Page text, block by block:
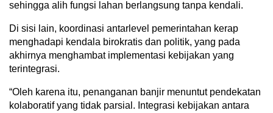
sehingga alih fungsi lahan berlangsung tanpa kendali.
Di sisi lain, koordinasi antarlevel pemerintahan kerap
menghadapi kendala birokratis dan politik, yang pada
akhirnya menghambat implementasi kebijakan yang
terintegrasi.
“Oleh karena itu, penanganan banjir menuntut pendekatan
kolaboratif yang tidak parsial. Integrasi kebijakan antara